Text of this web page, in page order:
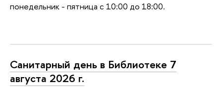
понедельник - пятница с 10:00 до 18:00.
Санитарный день в Библиотеке 7
августа 2026 г.